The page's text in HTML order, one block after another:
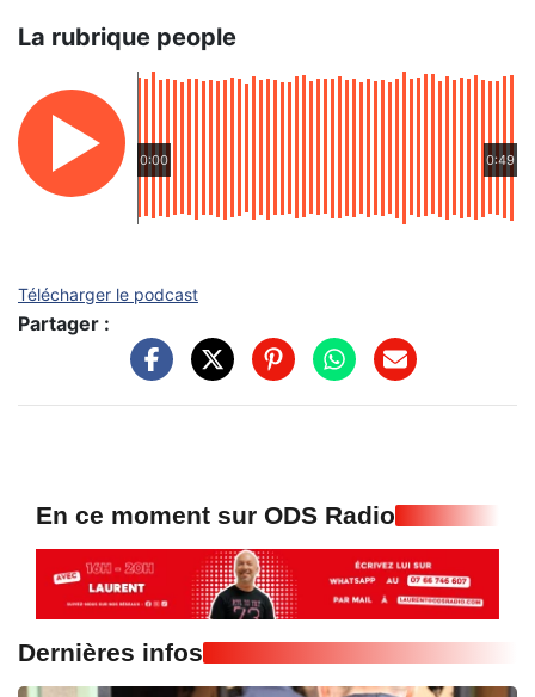
La rubrique people
0:00 0:49
Télécharger le podcast
Partager :
En ce moment sur ODS Radio
Dernières infos